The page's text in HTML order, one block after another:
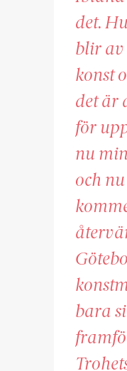
det.
blir av
konst
det är
för
nu
och
bara